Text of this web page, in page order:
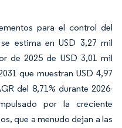
para el control del
estima en USD 3,27 mil
de 2025 de USD 3,01 mil
que muestran USD 4,97
del 8,71% durante 2026-
por la creciente
que a menudo dejan a las